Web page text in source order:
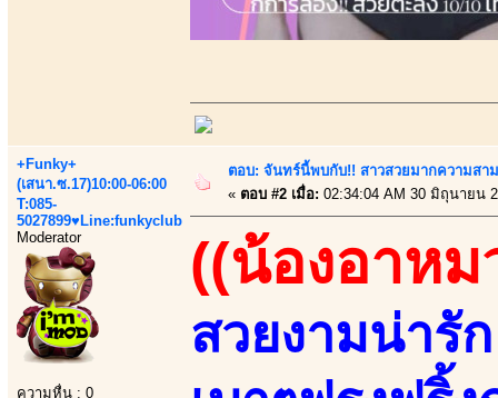
+Funky+
(เสนา.ซ.17)10:00-06:00
T:085-
5027899♥Line:funkyclub
Moderator
ความหื่น : 0
ตอบ: จันทร์นี้พบกับ!! สาวสวยมากความสา
« ตอบ #2 เมื่อ: 02:34:04 AM 30 มิถุนายน
((น้องอาหม
สวยงามน่ารั